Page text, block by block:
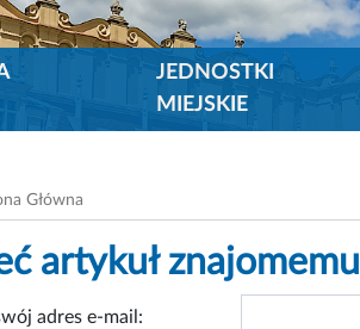
JEDNOSTKI
MIEJSKIE
Główna
artykuł znajomemu
adres e-mail: